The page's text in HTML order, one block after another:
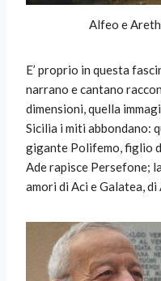
Alfeo e
E’ proprio in questa
narrano e cantano
dimensioni, quella
Sicilia i miti abbondano:
gigante Polifemo, figlio
Ade rapisce Persefone;
amori di Aci e Galatea,